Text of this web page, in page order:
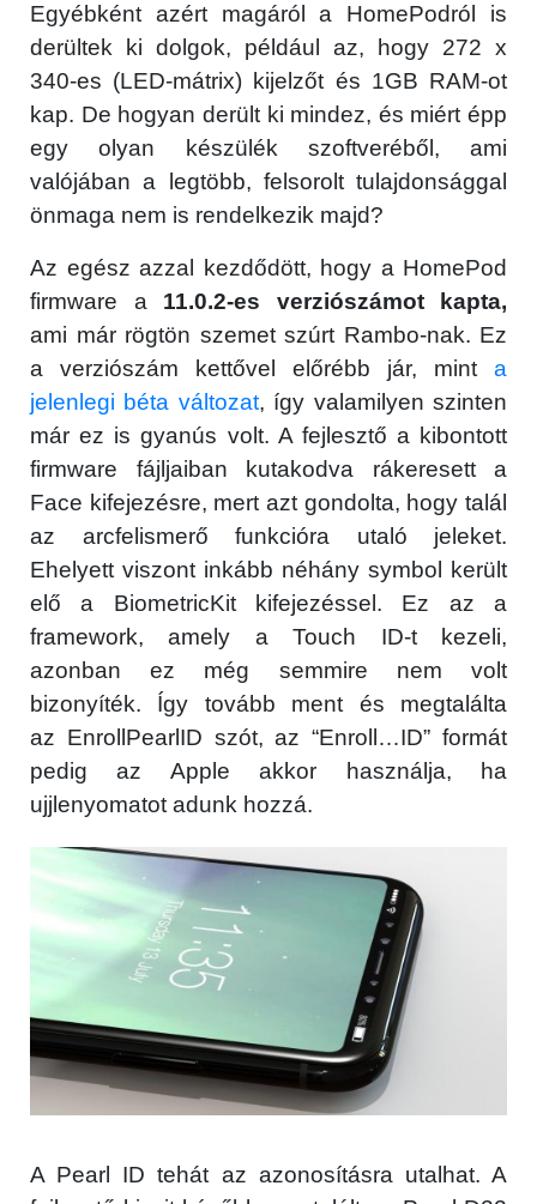
Egyébként azért magáról a HomePodról is
derültek ki dolgok, például az, hogy 272 x
340-es (LED-mátrix) kijelzőt és 1GB RAM-ot
kap. De hogyan derült ki mindez, és miért épp
egy olyan készülék szoftveréből, ami
valójában a legtöbb, felsorolt tulajdonsággal
önmaga nem is rendelkezik majd?
Az egész azzal kezdődött, hogy a HomePod
firmware a 11.0.2-es verziószámot kapta,
ami már rögtön szemet szúrt Rambo-nak. Ez
a verziószám kettővel előrébb jár, mint a
jelenlegi béta változat, így valamilyen szinten
már ez is gyanús volt. A fejlesztő a kibontott
firmware fájljaiban kutakodva rákeresett a
Face kifejezésre, mert azt gondolta, hogy talál
az arcfelismerő funkcióra utaló jeleket.
Ehelyett viszont inkább néhány symbol került
elő a BiometricKit kifejezéssel. Ez az a
framework, amely a Touch ID-t kezeli,
azonban ez még semmire nem volt
bizonyíték. Így tovább ment és megtalálta
az EnrollPearlID szót, az “Enroll…ID” formát
pedig az Apple akkor használja, ha
ujjlenyomatot adunk hozzá.
A Pearl ID tehát az azonosításra utalhat. A